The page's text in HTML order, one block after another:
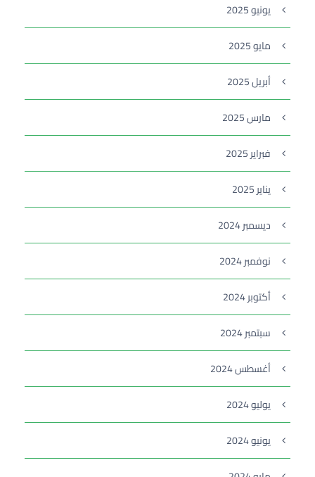
يونيو 2025
مايو 2025
أبريل 2025
مارس 2025
فبراير 2025
يناير 2025
ديسمبر 2024
نوفمبر 2024
أكتوبر 2024
سبتمبر 2024
أغسطس 2024
يوليو 2024
يونيو 2024